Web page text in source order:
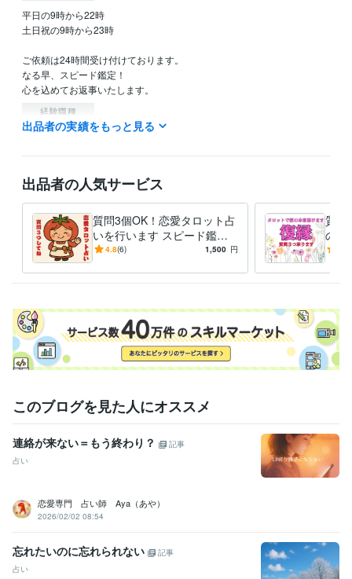
平日の9時から22時
土日祝の9時から23時
ご依頼は24時間受け付けております。
なる早、スピード鑑定！
心を込めてお返事いたします。
経験職種
ライフスタイル・その他 / 占い師
ライフスタイル・その他 / アドバイザー 経験年数 : 10年
資格・検定
中学校教諭免許 取得年 : 1999年
ビジネス・クリエイティブツール
Excel:15年Google サイト:2年
Google スプレッドシート:2年
Google ドキュメント:2年
Vrew:1年
Canva:1年
占い タロット占い　手相占い
語学力
英語 ビジネスレベル
出品者の実績をもっと見る
出品者の人気サービス
質問3個OK！恋愛タロット占
いを行います スピード鑑定⭐︎
相性⭐︎片思い⭐︎復縁⭐︎複雑恋愛
4.8(6) 1,500 円
質問
の気
れら
す
このブログを見た人にオススメ
連絡が来ない＝もう終わり？
記事
占い
恋愛専門 占い師 Aya（あや）
2026/02/02 08:54
忘れたいのに忘れられない
記事
占い